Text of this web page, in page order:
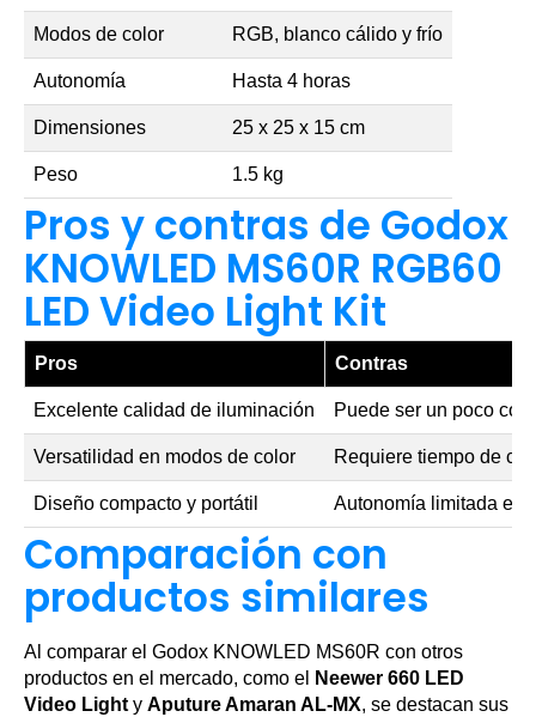
Modos de color RGB, blanco cálido y frío
Autonomía Hasta 4 horas
Dimensiones 25 x 25 x 15 cm
Peso 1.5 kg
Pros y contras de Godox
KNOWLED MS60R RGB60
LED Video Light Kit
Pros Contras
Excelente calidad de iluminación Puede ser un poco
Versatilidad en modos de color Requiere tiempo de
Diseño compacto y portátil Autonomía limitada en
Comparación con
productos similares
Al comparar el Godox KNOWLED MS60R con otros
productos en el mercado, como el
Neewer 660 LED
Video Lighty Aputure Amaran AL-MX, se destacan sus